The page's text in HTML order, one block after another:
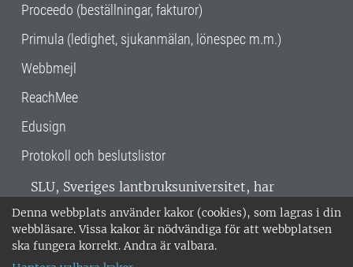
Denna webbplats använder kakor (cookies), som lagras i din
webbläsare. Vissa kakor är nödvändiga för att webbplatsen
ska fungera korrekt. Andra är valbara.
Proceedo (beställningar, fakturor)
Primula (ledighet, sjukanmälan, lönespec m.m.)
Webbmejl
ReachMee
Edusign
Protokoll och beslutslistor
SLU, Sveriges lantbruksuniversitet, har
verksamhet över hela Sverige. Huvudorter är
Alnarp, Uppsala och Umeå.SLU är
miljöcertifierat enligt ISO 14001. •
018-67 10 00 • Org nr: 202100-2817 •